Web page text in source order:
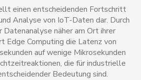
einen entscheidenden Fortschritt
Analyse von IoT-Daten dar. Durch
Datenanalyse näher am Ort ihrer
Edge Computing die Latenz von
auf wenige Mikrosekunden
die für industrielle
Bedeutung sind.